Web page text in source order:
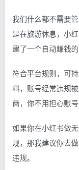
我们什么都不需要
是在旅游休息，小
建了一个自动賺钱的
符合平台规则，可
料，账号经常违规
商，你不用担心账
如果你在小红书做
规，那我建议你去
违规。